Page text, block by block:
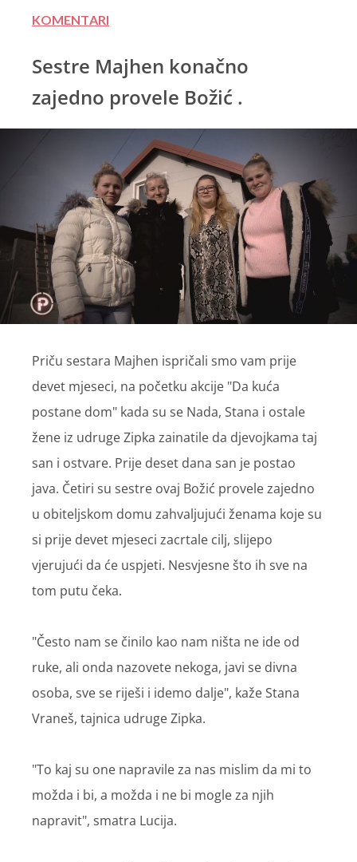
KOMENTARI
Sestre Majhen konačno
zajedno provele Božić .
Priču sestara Majhen ispričali smo vam prije
devet mjeseci, na početku akcije "Da kuća
postane dom" kada su se Nada, Stana i ostale
žene iz udruge Zipka zainatile da djevojkama taj
san i ostvare. Prije deset dana san je postao
java. Četiri su sestre ovaj Božić provele zajedno
u obiteljskom domu zahvaljujući ženama koje su
si prije devet mjeseci zacrtale cilj, slijepo
vjerujući da će uspjeti. Nesvjesne što ih sve na
tom putu čeka.
"Često nam se činilo kao nam ništa ne ide od
ruke, ali onda nazovete nekoga, javi se divna
osoba, sve se riješi i idemo dalje", kaže Stana
Vraneš, tajnica udruge Zipka.
"To kaj su one napravile za nas mislim da mi to
možda i bi, a možda i ne bi mogle za njih
napravit", smatra Lucija.